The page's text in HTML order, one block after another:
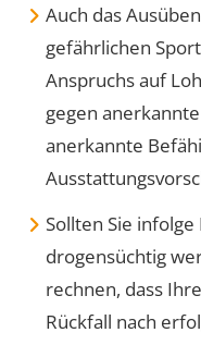
Auch das
gefährlichen
Anspruchs auf
gegen
anerkannte
Sollten Sie
drogensüchtig
rechnen, dass
Rückfall nach